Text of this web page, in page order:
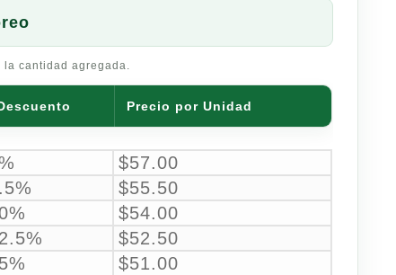
cantidad agregada.
Precio por Unidad
$57.00
$55.50
$54.00
$52.50
$51.00